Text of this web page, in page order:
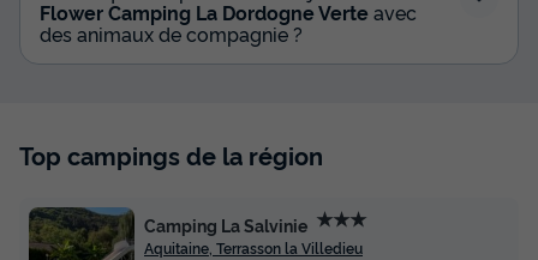
Cafetière
Congélateur
+ 5
du 06/09/2026au13/09/2026
Modifier les dates
Flower Camping La Dordogne Verte avec
des animaux de compagnie ?
Top campings de la région
Camping La Salvinie ★★★
Aquitaine, Terrasson la Villedieu